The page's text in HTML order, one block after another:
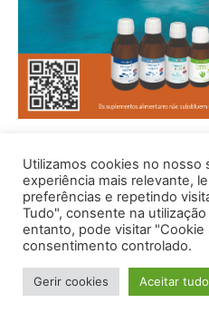
Utilizamos cookies no nosso
experiência mais relevante,
preferências e repetindo
Tudo", consente na
entanto, pode visitar
consentimento controlado.
Gerir cookies Aceitar tudo